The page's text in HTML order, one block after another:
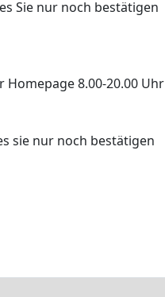
Sie nur noch bestätigen
8.00-20.00 Uhr
sie nur noch bestätigen